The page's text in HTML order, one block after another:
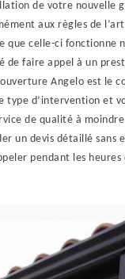
de votre nouvelle
aux règles de
que celle-ci fonctionne
de faire appel à un
Angelo est le
type d’intervention et
de qualité à
un devis détaillé sans
pendant les heures